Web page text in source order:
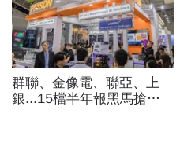
群聯、金像電、聯亞、上
銀...15檔半年報黑馬搶先